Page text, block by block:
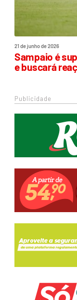
21 de junho de 2026
Sampaio é
e buscará
Publicidade